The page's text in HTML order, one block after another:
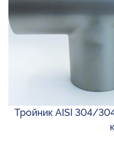
Тройник AISI 304/